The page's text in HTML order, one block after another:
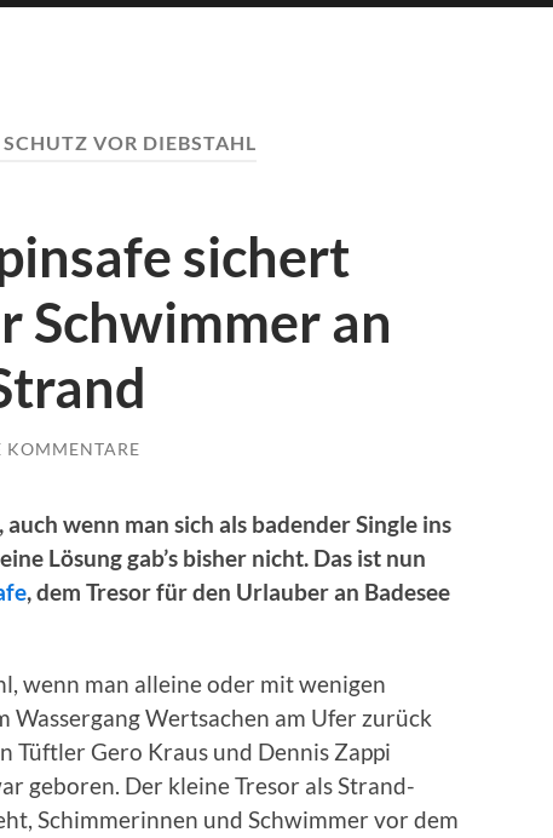
SCHUTZ VOR DIEBSTAHL
sichert
Schwimmer an
KOMMENTARE
wenn man sich als badender Single ins
Lösung gab’s bisher nicht. Das ist nun
, dem Tresor für den Urlauber an Badesee
wenn man alleine oder mit wenigen
Wassergang Wertsachen am Ufer zurück
Tüftler Gero Kraus und Dennis Zappi
geboren. Der kleine Tresor als Strand-
Schimmerinnen und Schwimmer vor dem